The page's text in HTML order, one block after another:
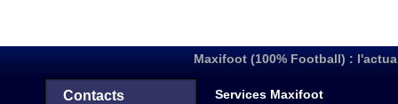
Maxifoot (100% Football) :
Contacts Services Maxifoot